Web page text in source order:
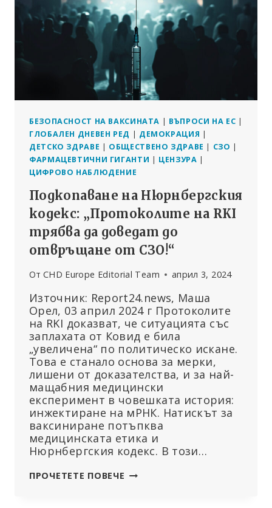
ДЪРЖАВИ
БЕЗОПАСНОСТ НА ВАКСИНАТА | ВЪПРОСИ НА ЕС |
ГЛОБАЛЕН ДНЕВЕН РЕД | ДЕМОКРАЦИЯ |
ДЕТСКО ЗДРАВЕ | ОБЩЕСТВЕНО ЗДРАВЕ | СЗО |
ФАРМАЦЕВТИЧНИ ГИГАНТИ | ЦЕНЗУРА |
ЦИФРОВО НАБЛЮДЕНИЕ
Подкопаване на Нюрнбергския
кодекс: „Протоколите на RKI
трябва да доведат до
отвръщане от СЗО!“
От CHD Europe Editorial Team април 3, 2024
Източник: Report24.news, Маша
Орел, 03 април 2024 г Протоколите
на RKI доказват, че ситуацията със
заплахата от Ковид е била
„увеличена“ по политическо искане.
Това е станало основа за мерки,
лишени от доказателства, и за най-
мащабния медицински
експеримент в човешката история:
инжектиране на мРНК. Натискът за
ваксиниране потъпква
медицинската етика и
Нюрнбергския кодекс. В този…
ПРОЧЕТЕТЕ ПОВЕЧЕ ПОДКОПАВАНЕ